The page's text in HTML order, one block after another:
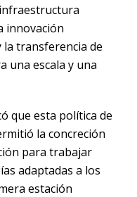
innovación
transferencia de
una escala y una
que esta política de
la concreción
para trabajar
adaptadas a los
estación